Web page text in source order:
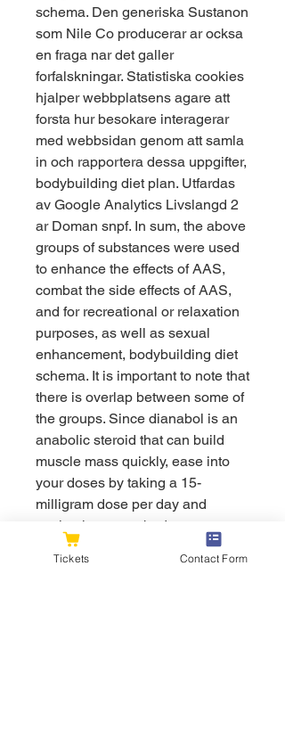
schema. Den generiska Sustanon
som Nile Co producerar ar ocksa
en fraga nar det galler
forfalskningar. Statistiska cookies
hjalper webbplatsens agare att
forsta hur besokare interagerar
med webbsidan genom att samla
in och rapportera dessa uppgifter,
bodybuilding diet plan. Utfardas
av Google Analytics Livslangd 2
ar Doman snpf. In sum, the above
groups of substances were used
to enhance the effects of AAS,
combat the side effects of AAS,
and for recreational or relaxation
purposes, as well as sexual
enhancement, bodybuilding diet
schema. It is important to note that
there is overlap between some of
the groups. Since dianabol is an
anabolic steroid that can build
muscle mass quickly, ease into
your doses by taking a 15-
milligram dose per day and
seeing how your body reacts
before increasing the dosage
size. For more experienced users,
Tickets Contact Form